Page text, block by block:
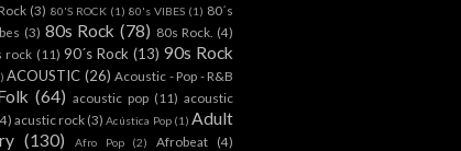
(3) 80'S ROCK (1) 80's VIBES (1) 80´s
(3) 80s Rock (78) 80s Rock. (4)
rock (11) 90´s Rock (13) 90s Rock
ACOUSTIC (26) Acoustic - Pop - R&B
(64) acoustic pop (11) acoustic
acustic rock (3) Acústica Pop (1) Adult
(130) Afro Pop (2) Afrobeat
(4)